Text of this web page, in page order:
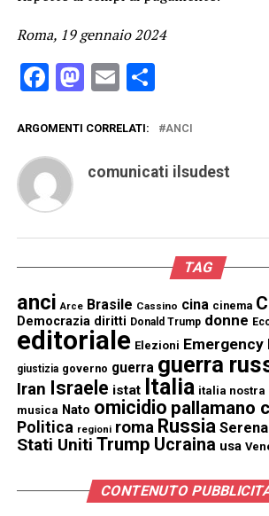
Roma, 19 gennaio 2024
Facebook
Mastodon
EmailCondividi
ARGOMENTI CORRELATI: ANCI
comunicati ilsudest
TAG
anci Arce Brasile Cassino cina cinema
Democrazia diritti Donald Trump donne
editoriale Elezioni Emergency
giustizia governo guerra guerra
Iran Israele istat Italia italia nostra
musica Nato omicidio pallamano
Politica regioni roma Russia
Stati Uniti Trump Ucraina usa
CONTENUTO